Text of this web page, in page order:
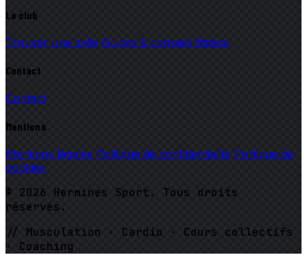
Le club
Trouver une salle Guides & conseils fitness
Contact
Contact
Mentions
Mentions légales Politique de confidentialité Politique de
cookies
© 2026 Hermines Sport. Tous droits
réservés.
// Musculation · Cardio · Cours collectifs
· Coaching